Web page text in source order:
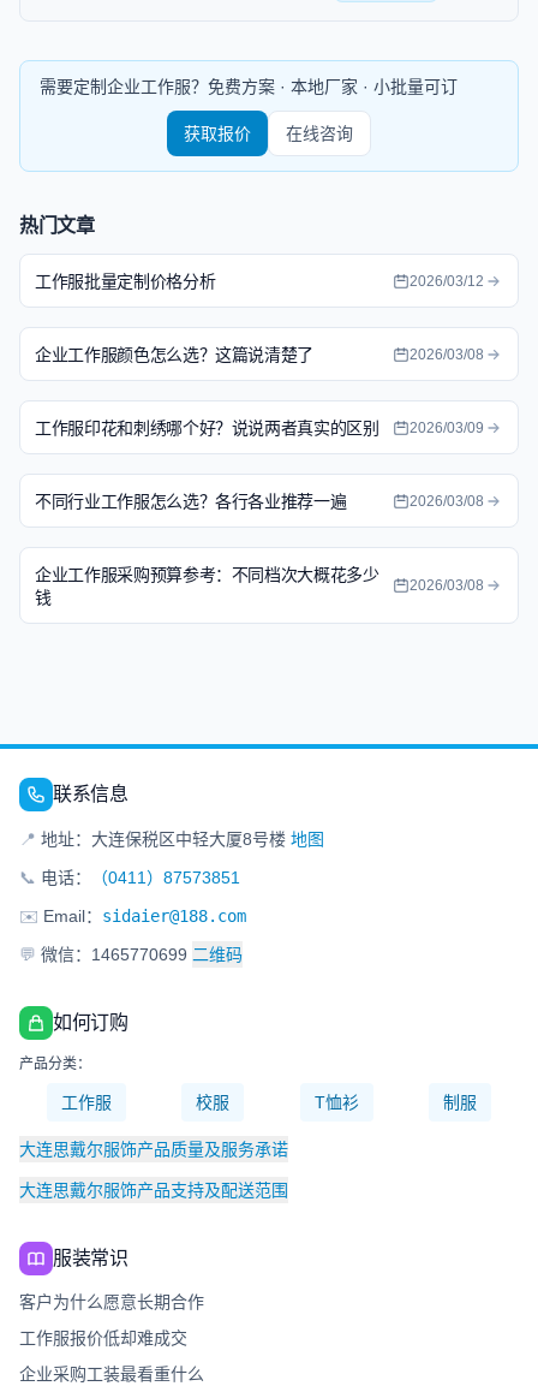
需要定制企业工作服？免费方案 · 本地厂家 · 小批量可订
获取报价 在线咨询
热门文章
工作服批量定制价格分析 2026/03/12
企业工作服颜色怎么选？这篇说清楚了 2026/03/08
工作服印花和刺绣哪个好？说说两者真实的区别 2026/03/09
不同行业工作服怎么选？各行各业推荐一遍 2026/03/08
企业工作服采购预算参考：不同档次大概花多少
钱
2026/03/08
联系信息
📍 地址：大连保税区中轻大厦8号楼 地图
📞 电话：
（0411）87573851
✉️ Email： sidaier@188.com
💬 微信：1465770699 二维码
如何订购
产品分类：
工作服 校服 T恤衫 制服
大连思戴尔服饰产品质量及服务承诺
大连思戴尔服饰产品支持及配送范围
服装常识
客户为什么愿意长期合作
工作服报价低却难成交
企业采购工装最看重什么